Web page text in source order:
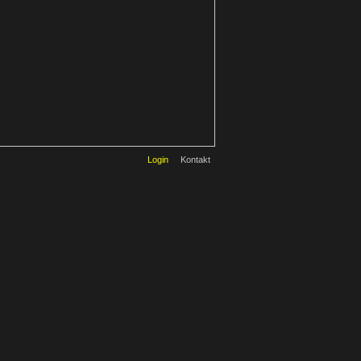
Login Kontakt